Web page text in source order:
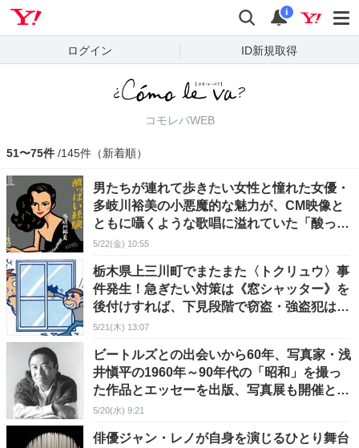
検索 通知
i
ログイン ID新規取得
コモレバWEB
51〜75件 /145件（新着順）
男たちが連れて歩きたい女性と憧れた女優・
多岐川裕美の小悪魔的な魅力が、CM映像と
ともに囁くような歌唱に溢れていた「酸っぱ
い経験」
5/22(金) 10:55
栃木県上三川町でまたまた〈トクリュウ〉事
件発生！急ぎたい対策は《窓シャッター》を
後付けすれば、下見段階で窃盗・強盗犯は侵
入を諦める
5/21(木) 13:07
ビートルズとの出会いから60年、写真家・浅
井愼平の1960年～90年代の「昭和」を撮っ
た作品とエッセーを出版、写真展も開催と多
忙な88歳！
5/20(水) 9:21
俳優ジャン・レノが自身を演じるひとり舞台